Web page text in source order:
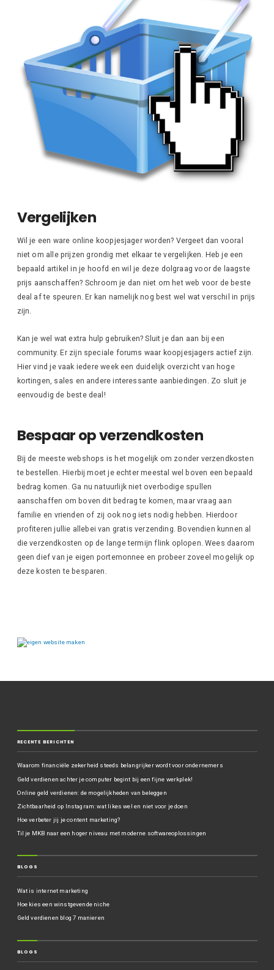
Vergelijken
Wil je een ware online koopjesjager worden? Vergeet dan vooral
niet om alle prijzen grondig met elkaar te vergelijken. Heb je een
bepaald artikel in je hoofd en wil je deze dolgraag voor de laagste
prijs aanschaffen? Schroom je dan niet om het web voor de beste
deal af te speuren. Er kan namelijk nog best wel wat verschil in prijs
zijn.
Kan je wel wat extra hulp gebruiken? Sluit je dan aan bij een
community. Er zijn speciale forums waar koopjesjagers actief zijn.
Hier vind je vaak iedere week een duidelijk overzicht van hoge
kortingen, sales en andere interessante aanbiedingen. Zo sluit je
eenvoudig de beste deal!
Bespaar op verzendkosten
Bij de meeste webshops is het mogelijk om zonder verzendkosten
te bestellen. Hierbij moet je echter meestal wel boven een bepaald
bedrag komen. Ga nu natuurlijk niet overbodige spullen
aanschaffen om boven dit bedrag te komen, maar vraag aan
familie en vrienden of zij ook nog iets nodig hebben. Hierdoor
profiteren jullie allebei van gratis verzending. Bovendien kunnen al
die verzendkosten op de lange termijn flink oplopen. Wees daarom
geen dief van je eigen portemonnee en probeer zoveel mogelijk op
deze kosten te besparen.
RECENTE BERICHTEN
Waarom financiële zekerheid steeds belangrijker wordt voor ondernemers
Geld verdienen achter je computer begint bij een fijne werkplek!
Online geld verdienen: de mogelijkheden van beleggen
Zichtbaarheid op Instagram: wat likes wel en niet voor je doen
Hoe verbeter jij je content marketing?
Til je MKB naar een hoger niveau met moderne softwareoplossingen
BLOGS
Wat is internet marketing
Hoe kies een winstgevende niche
Geld verdienen blog 7 manieren
BLOGS